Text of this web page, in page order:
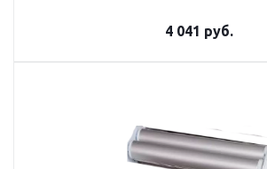
4 041 руб.